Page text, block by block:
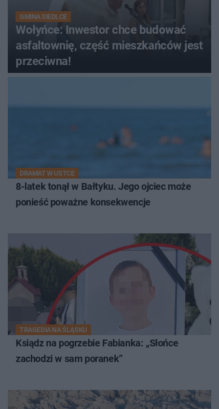
GMINA SIEDLCE
Wołyńce: Inwestor chce budować
asfaltownię, część mieszkańców jest
przeciwna!
DRAMAT W USTCE
8-latek tonął w Bałtyku. Jego ojciec może
ponieść poważne konsekwencje
TRAGEDIA NA ŚLĄSKU
Ksiądz na pogrzebie Fabianka: „Słońce
zachodzi w sam poranek”